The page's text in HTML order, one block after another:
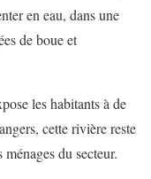
en eau, dans une
de boue et
les habitants à de
cette rivière reste
du secteur.